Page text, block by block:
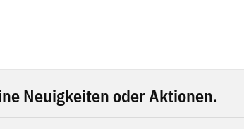
Neuigkeiten oder Aktionen.